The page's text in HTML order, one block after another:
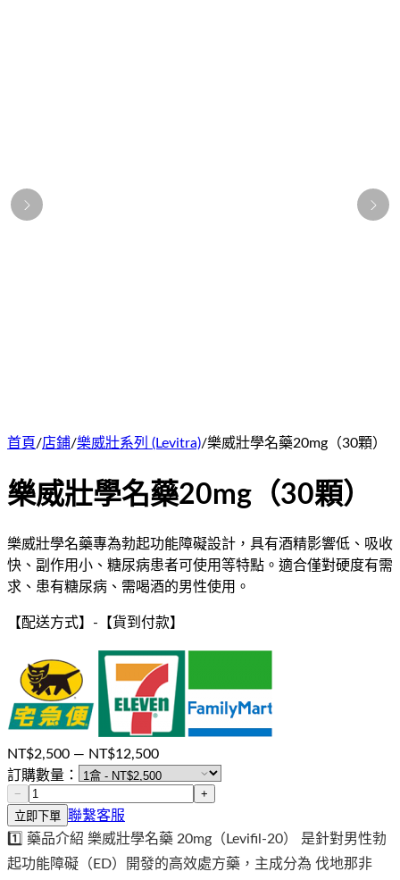
首頁/店鋪/樂威壯系列 (Levitra)/樂威壯學名藥20mg（30顆）
樂威壯學名藥20mg（30顆）
樂威壯學名藥專為勃起功能障礙設計，具有酒精影響低、吸收
快、副作用小、糖尿病患者可使用等特點。適合僅對硬度有需
求、患有糖尿病、需喝酒的男性使用。
【配送方式】 - 【貨到付款】
NT$2,500 — NT$12,500
訂購數量：
−
+
立即下單 聯繫客服
1️⃣ 藥品介紹 樂威壯學名藥 20mg（Levifil-20） 是針對男性勃
起功能障礙（ED）開發的高效處方藥，主成分為 伐地那非